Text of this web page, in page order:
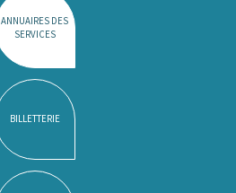
ANNUAIRES DES
SERVICES
BILLETTERIE